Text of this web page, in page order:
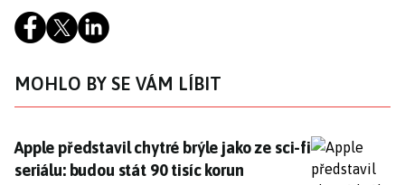
MOHLO BY SE VÁM LÍBIT
Apple představil chytré brýle jako ze sci-fi seriálu:
Apple představil chytré brýle jako ze sci-fi
seriálu: budou stát 90 tisíc korun